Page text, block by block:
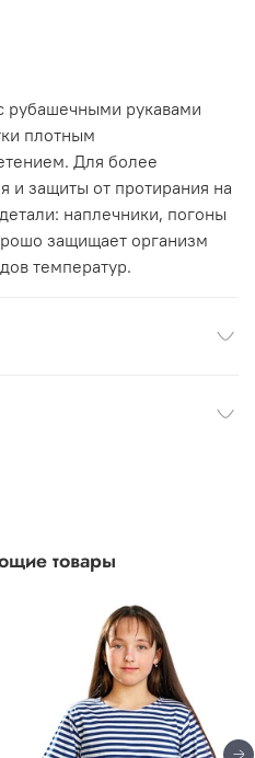
рубашечными рукавами
плотным
Для более
и защиты от протирания на
наплечники, погоны
защищает организм
температур.
товары